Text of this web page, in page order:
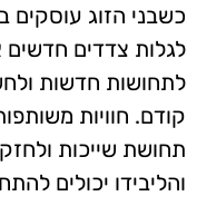
כשבני הזוג עוסקים
לגלות צדדים חדשים
לתחושות חדשות
קודם. חוויות
תחושת שייכות
והליבידו יכולים